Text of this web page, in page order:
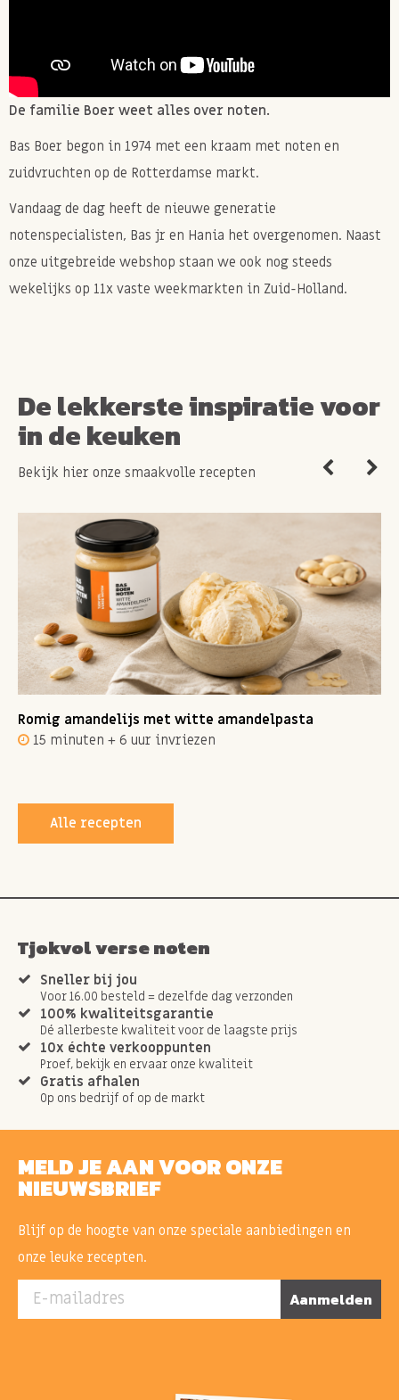
De familie Boer weet alles over noten.
Bas Boer begon in 1974 met een kraam met noten en
zuidvruchten op de Rotterdamse markt.
Vandaag de dag heeft de nieuwe generatie
notenspecialisten, Bas jr en Hania het overgenomen. Naast
onze uitgebreide webshop staan we ook nog steeds
wekelijks op 11x vaste weekmarkten in Zuid-Holland.
De lekkerste inspiratie voor
in de keuken
Bekijk hier onze smaakvolle recepten
Romig amandelijs met witte amandelpasta
15 minuten + 6 uur invriezen
Alle recepten
Tjokvol verse noten
Sneller bij jou
Voor 16.00 besteld = dezelfde dag verzonden
100% kwaliteitsgarantie
Dé allerbeste kwaliteit voor de laagste prijs
10x échte verkooppunten
Proef, bekijk en ervaar onze kwaliteit
Gratis afhalen
Op ons bedrijf of op de markt
MELD JE AAN VOOR ONZE
NIEUWSBRIEF
Blijf op de hoogte van onze speciale aanbiedingen en
onze leuke recepten.
E-mailadres Aanmelden